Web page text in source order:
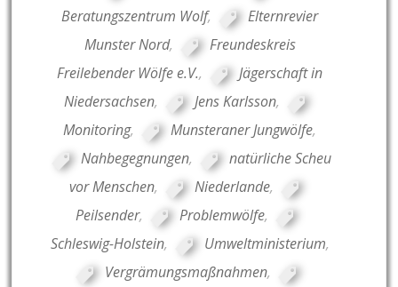
Beratungszentrum Wolf,
Elternrevier
Munster Nord,
Freundeskreis
Freilebender Wölfe e.V.,
Jägerschaft in
Niedersachsen, Jens Karlsson,
Monitoring, Munsteraner Jungwölfe,
Nahbegegnungen,
natürliche Scheu
vor Menschen, Niederlande,
Peilsender, Problemwölfe,
Schleswig-Holstein, Umweltministerium,
Vergrämungsmaßnahmen,